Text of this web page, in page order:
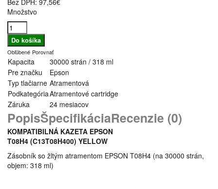
Bez DPH: 97,56€
Množstvo
Obľúbené Porovnať
Kapacita
30000 strán / 318 ml
Pre značku
Epson
Typ tlačiarne Atramentová
PodkategóriaAtramentové cartridge
Záruka
24 mesiacov
PopisŠpecifikáciaRecenzie (0)
KOMPATIBILNÁ KAZETA EPSON
T08H4 (C13T08H400) YELLOW
Zásobník so žltým atramentom EPSON T08H4 (na 30000 strán,
objem: 318 ml)